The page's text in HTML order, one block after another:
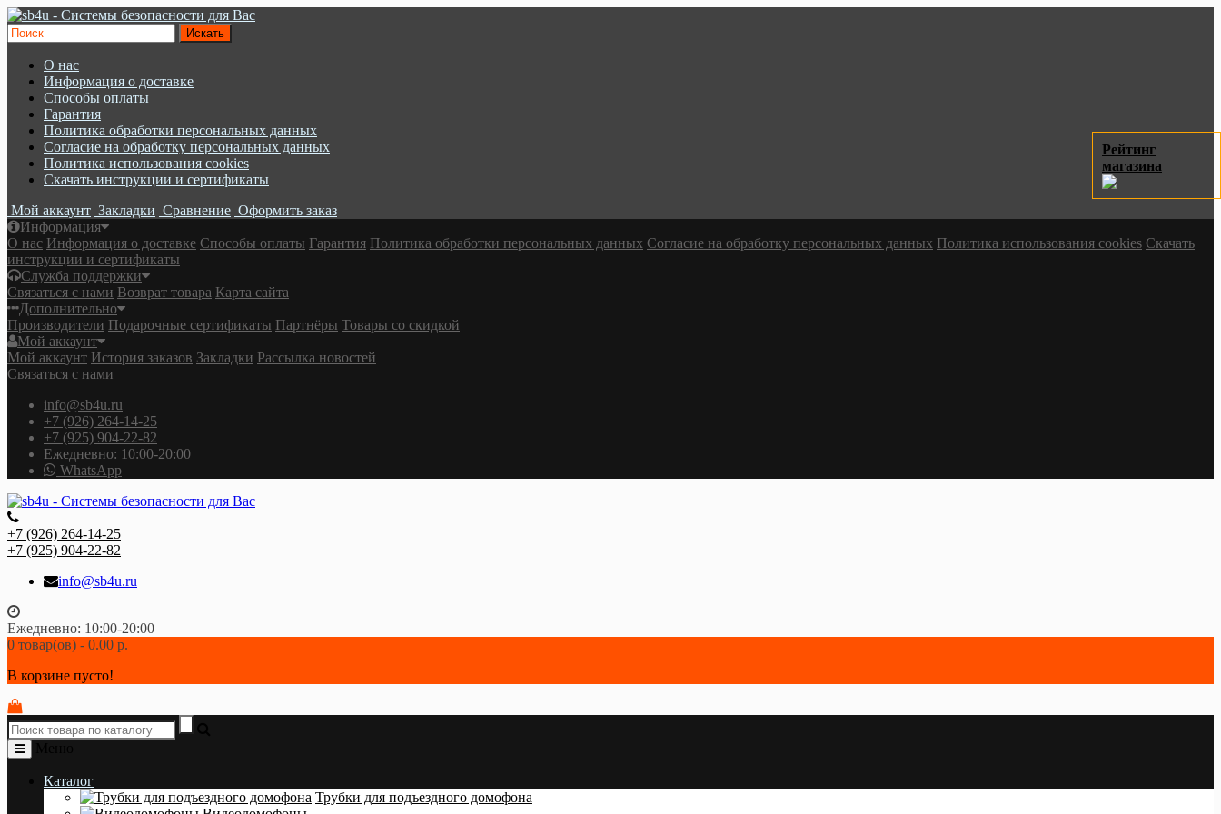
О нас
Информация о доставке
Cпособы оплаты
Гарантия
Политика обработки персональных данных
Согласие на обработку персональных данных
Политика использования cookies
Скачать инструкции и сертификаты
Мой аккаунт Закладки Сравнение Оформить заказ
Информация
О нас Информация о доставке Cпособы оплаты Гарантия Политика обработки персональных данных Согласие на обработку персональных данных Политика использования cookies Скачать
инструкции и сертификаты
Служба поддержки
Связаться с нами Возврат товара Карта сайта
Дополнительно
Производители Подарочные сертификаты Партнёры Товары со скидкой
Мой аккаунт
Мой аккаунт История заказов Закладки Рассылка новостей
Связаться с нами
info@sb4u.ru
+7 (926) 264-14-25
+7 (925) 904-22-82
Ежедневно: 10:00-20:00
WhatsApp
+7 (926) 264-14-25
+7 (925) 904-22-82
info@sb4u.ru
Ежедневно: 10:00-20:00
0 товар(ов) - 0.00 р.
В корзине пусто!
Каталог
Трубки для подъездного домофона
Рейтинг
магазина